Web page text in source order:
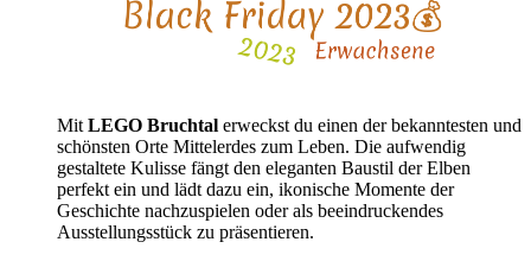
Mit LEGO Bruchtal erweckst du einen der bekanntesten und
schönsten Orte Mittelerdes zum Leben. Die aufwendig
gestaltete Kulisse fängt den eleganten Baustil der Elben
perfekt ein und lädt dazu ein, ikonische Momente der
Geschichte nachzuspielen oder als beeindruckendes
Ausstellungsstück zu präsentieren.